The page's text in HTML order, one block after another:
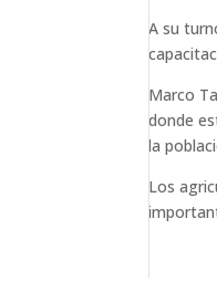
A su
Marco
donde
la
Los